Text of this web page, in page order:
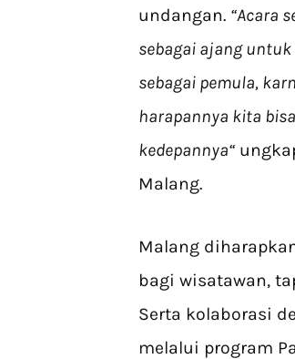
undangan. “Acara
sebagai ajang
sebagai pemula,
harapannya kita
kedepannya“
Malang.
Malang
bagi wisatawan,
Serta kolaborasi
melalui program